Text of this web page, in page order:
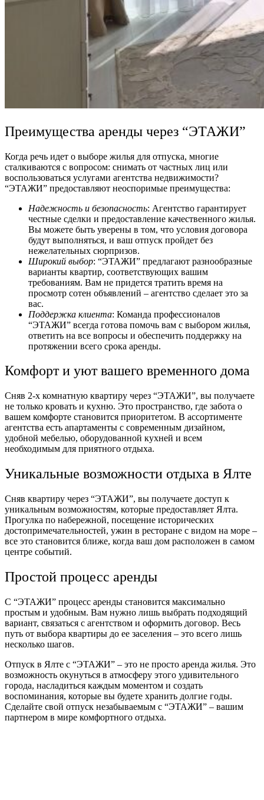
Преимущества аренды через “ЭТАЖИ”
Когда речь идет о выборе жилья для отпуска, многие
сталкиваются с вопросом: снимать от частных лиц или
воспользоваться услугами агентства недвижимости?
“ЭТАЖИ” предоставляют неоспоримые преимущества:
Надежность и безопасность: Агентство гарантирует
честные сделки и предоставление качественного жилья.
Вы можете быть уверены в том, что условия договора
будут выполняться, и ваш отпуск пройдет без
нежелательных сюрпризов.
Широкий выбор: “ЭТАЖИ” предлагают разнообразные
варианты квартир, соответствующих вашим
требованиям. Вам не придется тратить время на
просмотр сотен объявлений – агентство сделает это за
вас.
Поддержка клиента: Команда профессионалов
“ЭТАЖИ” всегда готова помочь вам с выбором жилья,
ответить на все вопросы и обеспечить поддержку на
протяжении всего срока аренды.
Комфорт и уют вашего временного дома
Сняв 2-х комнатную квартиру через “ЭТАЖИ”, вы получаете
не только кровать и кухню. Это пространство, где забота о
вашем комфорте становится приоритетом. В ассортименте
агентства есть апартаменты с современным дизайном,
удобной мебелью, оборудованной кухней и всем
необходимым для приятного отдыха.
Уникальные возможности отдыха в Ялте
Сняв квартиру через “ЭТАЖИ”, вы получаете доступ к
уникальным возможностям, которые предоставляет Ялта.
Прогулка по набережной, посещение исторических
достопримечательностей, ужин в ресторане с видом на море –
все это становится ближе, когда ваш дом расположен в самом
центре событий.
Простой процесс аренды
С “ЭТАЖИ” процесс аренды становится максимально
простым и удобным. Вам нужно лишь выбрать подходящий
вариант, связаться с агентством и оформить договор. Весь
путь от выбора квартиры до ее заселения – это всего лишь
несколько шагов.
Отпуск в Ялте с “ЭТАЖИ” – это не просто аренда жилья. Это
возможность окунуться в атмосферу этого удивительного
города, насладиться каждым моментом и создать
воспоминания, которые вы будете хранить долгие годы.
Сделайте свой отпуск незабываемым с “ЭТАЖИ” – вашим
партнером в мире комфортного отдыха.